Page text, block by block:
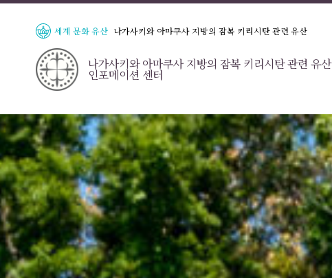
세계 문화 유산 나가사키와 아마쿠사 지방의 잠복 키리시탄 관련 유산
나가사키와 아마쿠사 지방의 잠복 키리시탄 관련 유산
인포메이션 센터